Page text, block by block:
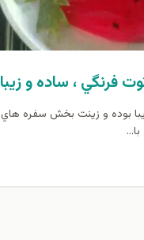
فرنگي ، ساده و زيبا
بوده و زينت بخش سفره هاي